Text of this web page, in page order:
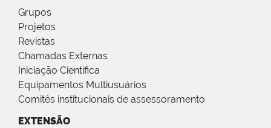
Grupos
Projetos
Revistas
Chamadas Externas
Iniciação Científica
Equipamentos Multiusuários
Comitês institucionais de assessoramento
EXTENSÃO